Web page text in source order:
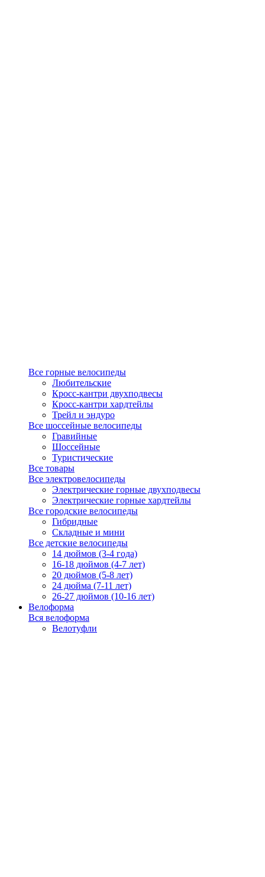
Все горные велосипеды
Любительские
Кросс-кантри двухподвесы
Кросс-кантри хардтейлы
Трейл и эндуро
Все шоссейные велосипеды
Гравийные
Шоссейные
Туристические
Все товары
Все электровелосипеды
Электрические горные двухподвесы
Электрические горные хардтейлы
Все городские велосипеды
Гибридные
Складные и мини
Все детские велосипеды
14 дюймов (3-4 года)
16-18 дюймов (4-7 лет)
20 дюймов (5-8 лет)
24 дюйма (7-11 лет)
26-27 дюймов (10-16 лет)
Велоформа
Вся велоформа
Велотуфли